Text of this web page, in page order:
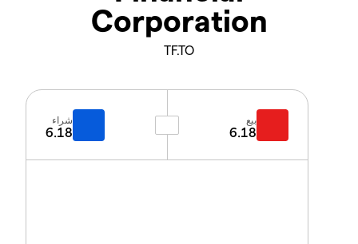
Corporation
TF.TO
بيع
6.18
شراء
6.18